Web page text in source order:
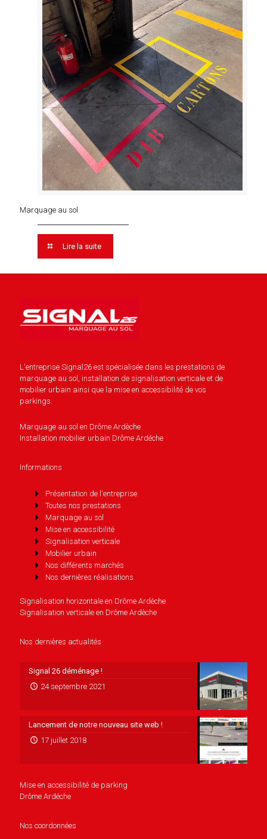
Marquage au sol
Lire la suite
L'entreprise Signal26 est spécialisée dans les prestations de
marquage au sol, installation de signalisation verticale et de
mobilier urbain ainsi que la mise en accessibilité de vos
parkings.
Marquage au sol en Drôme Ardèche
Installation mobilier urbain Drôme Ardéche
Informations
Présentation de l'entreprise
Toutes nos prestations
Marquage au sol
Mise en accessibilité
Signalisation verticale
Mobilier urbain
Nos différents marchés
Nos dernières réalisations
Signalisation horizontale en Drôme Ardèche
Signalisation verticale en Drôme Ardèche
Nos dernières actualités
Signal 26 déménage !
24 septembre 2021
Lancement de notre nouveau site web !
17 juillet 2018
Mise en accessibilité de parking
Drôme Ardéche
Nos coordonnées